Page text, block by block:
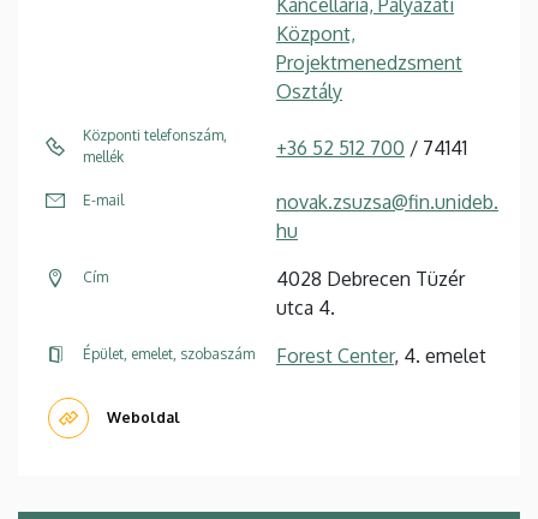
Kancellária, Pályázati
Központ,
Projektmenedzsment
Osztály
Központi telefonszám,
mellék
+36 52 512 700 / 74141
E-mail
novak.zsuzsa@fin.unideb.
hu
Cím
4028 Debrecen Tüzér
utca 4.
Épület, emelet, szobaszám Forest Center, 4. emelet
Weboldal